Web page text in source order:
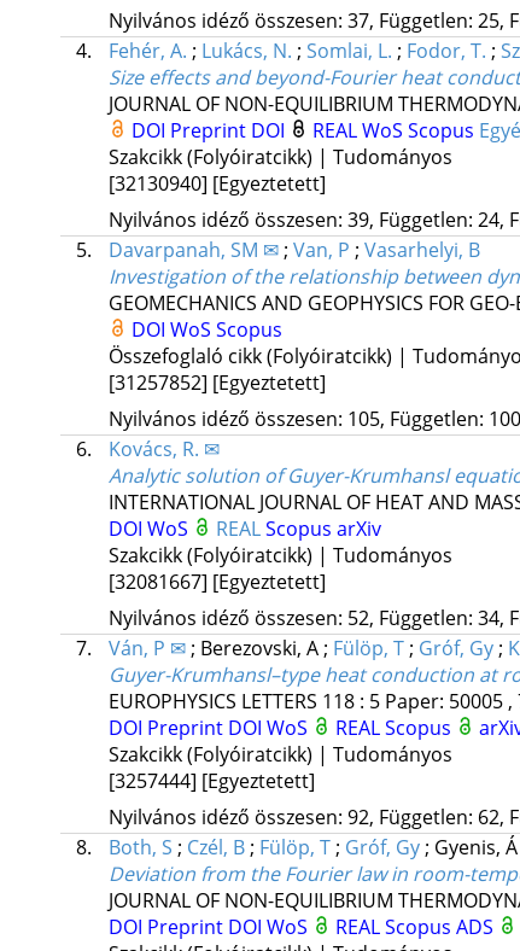
Nyilvános idéző összesen: 37, Független: 25,
4.
Fehér, A. ; Lukács, N. ; Somlai, L. ; Fodor, T. ;
Size effects and beyond-Fourier heat
JOURNAL OF NON-EQUILIBRIUM
DOI Preprint DOI REALWoS Scopus
Szakcikk (Folyóiratcikk) | Tudományos
[32130940] [Egyeztetett]
Nyilvános idéző összesen: 39, Független: 24,
5.
Davarpanah, SM ✉; Van, P ; Vasarhelyi, B
Investigation of the relationship between
GEOMECHANICS AND GEOPHYSICS FOR
DOI WoS Scopus
Összefoglaló cikk (Folyóiratcikk) |
[31257852] [Egyeztetett]
Nyilvános idéző összesen: 105, Független:
6.
Kovács, R. ✉
Analytic solution of Guyer-Krumhansl
INTERNATIONAL JOURNAL OF HEAT AND
DOI WoS REALScopus arXiv
Szakcikk (Folyóiratcikk) | Tudományos
[32081667] [Egyeztetett]
Nyilvános idéző összesen: 52, Független: 34,
7.
Ván, P ✉; Berezovski, A; Fülöp, T; Gróf, Gy;
Guyer-Krumhansl–type heat conduction at
EUROPHYSICS LETTERS 118: 5 Paper: 50005 ,
DOI Preprint DOI WoS REALScopus
Szakcikk (Folyóiratcikk) | Tudományos
[3257444] [Egyeztetett]
Nyilvános idéző összesen: 92, Független: 62,
8.
Both, S ; Czél, B; Fülöp, T; Gróf, Gy; Gyenis, Á
Deviation from the Fourier law in room-
JOURNAL OF NON-EQUILIBRIUM
DOI Preprint DOI WoS REALScopus ADS